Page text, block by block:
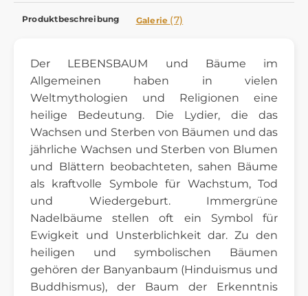
Produktbeschreibung Galerie (7)
Der LEBENSBAUM und Bäume im
Allgemeinen haben in vielen
Weltmythologien und Religionen eine
heilige Bedeutung. Die Lydier, die das
Wachsen und Sterben von Bäumen und das
jährliche Wachsen und Sterben von Blumen
und Blättern beobachteten, sahen Bäume
als kraftvolle Symbole für Wachstum, Tod
und Wiedergeburt. Immergrüne
Nadelbäume stellen oft ein Symbol für
Ewigkeit und Unsterblichkeit dar. Zu den
heiligen und symbolischen Bäumen
gehören der Banyanbaum (Hinduismus und
Buddhismus), der Baum der Erkenntnis